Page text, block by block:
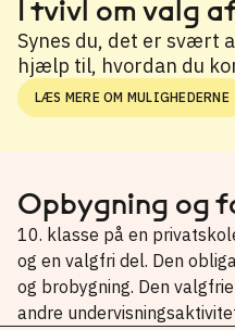
I tvivl om valg
Synes du, det er svært
hjælp til, hvordan du
LÆS MERE OM MULIGHEDERNE
Opbygning og
10. klasse på en
og en valgfri del. Den
og brobygning. Den
andre